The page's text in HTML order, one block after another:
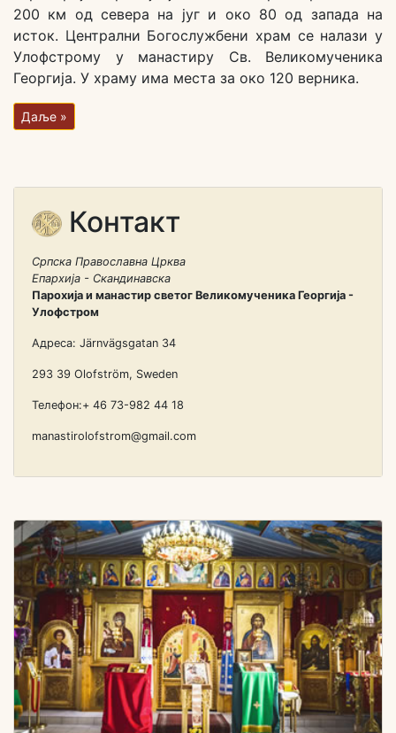
200 км од севера на југ и око 80 од запада на
исток. Централни Богослужбени храм се налази у
Улофстрому у манастиру Св. Великомученика
Георгија. У храму има места за око 120 верника.
Даље »
Контакт
Српска Православна Црква
Епархија - Скандинавска
Парохија и манастир светог Великомученика Георгија -
Улофстром
Адреса: Järnvägsgatan 34
293 39 Olofström, Sweden
Телефон:+ 46 73-982 44 18
manastirolofstrom@gmail.com